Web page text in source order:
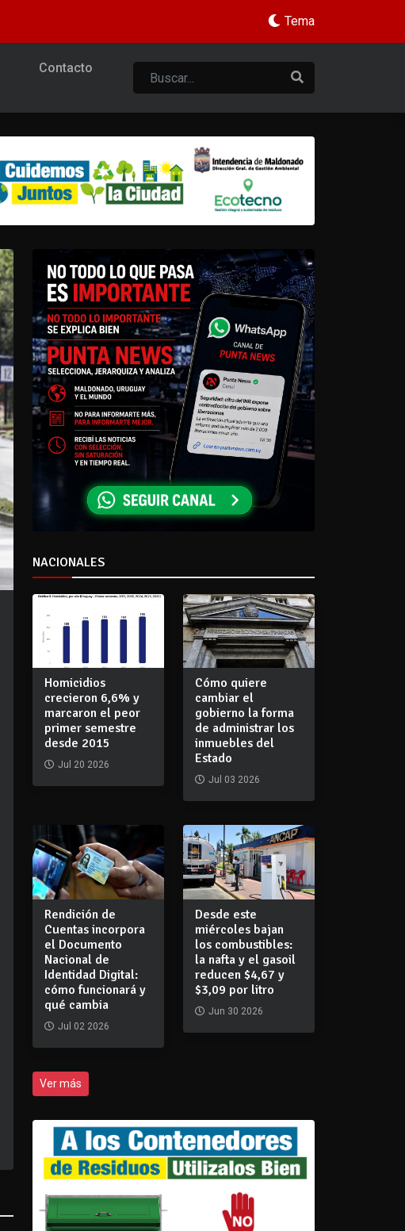
Tema
Contacto
NACIONALES
Homicidios
crecieron 6,6% y
marcaron el peor
primer semestre
desde 2015
Jul 20 2026
Cómo quiere
cambiar el
gobierno la forma
de administrar los
inmuebles del
Estado
Jul 03 2026
Rendición de
Cuentas incorpora
el Documento
Nacional de
Identidad Digital:
cómo funcionará y
qué cambia
Jul 02 2026
Desde este
miércoles bajan
los combustibles:
la nafta y el gasoil
reducen $4,67 y
$3,09 por litro
Jun 30 2026
Ver más